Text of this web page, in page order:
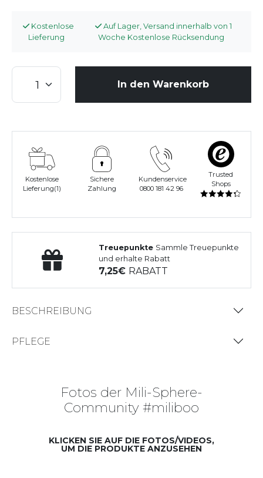
Kostenlose
Lieferung
Auf Lager, Versand innerhalb von 1
Woche Kostenlose Rücksendung
In den Warenkorb
Kostenlose
Lieferung(1)
Sichere
Zahlung
Kundenservice
0800 181 42 96
Trusted
Shops
Treuepunkte Sammle Treuepunkte
und erhalte Rabatt
7,25 RABATT
BESCHREIBUNG
PFLEGE
Fotos der Mili-Sphere-
Community #miliboo
KLICKEN SIE AUF DIE FOTOS/VIDEOS,
UM DIE PRODUKTE ANZUSEHEN